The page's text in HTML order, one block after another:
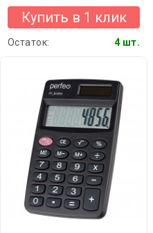
Купить в 1 клик
Остаток: 4 шт.